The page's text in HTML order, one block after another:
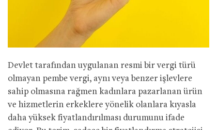
Devlet tarafından uygulanan resmi bir vergi türü
olmayan pembe vergi, aynı veya benzer işlevlere
sahip olmasına rağmen kadınlara pazarlanan ürün
ve hizmetlerin erkeklere yönelik olanlara kıyasla
daha yüksek fiyatlandırılması durumunu ifade